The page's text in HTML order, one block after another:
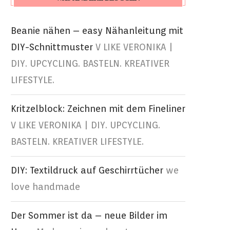
Beanie nähen – easy Nähanleitung mit
DIY-Schnittmuster V LIKE VERONIKA |
DIY. UPCYCLING. BASTELN. KREATIVER
LIFESTYLE.
Kritzelblock: Zeichnen mit dem Fineliner
V LIKE VERONIKA | DIY. UPCYCLING.
BASTELN. KREATIVER LIFESTYLE.
DIY: Textildruck auf Geschirrtücher we
love handmade
Der Sommer ist da – neue Bilder im